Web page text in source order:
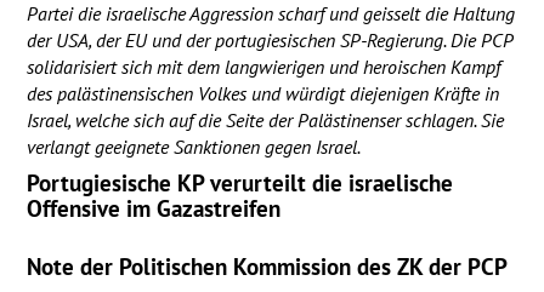
Partei die israelische Aggression scharf und geisselt die Haltung
der USA, der EU und der portugiesischen SP-Regierung. DiePCP
solidarisiert sich mit dem langwierigen und heroischen Kampf
des palästinensischen Volkes und würdigt diejenigen Kräfte in
Israel, welche sich auf die Seite der Palästinenser schlagen. Sie
verlangt geeignete Sanktionen gegen Israel.
Portugiesische KP verurteilt die israelische
Offensive im Gazastreifen
Note der Politischen Kommission des ZK der PCP